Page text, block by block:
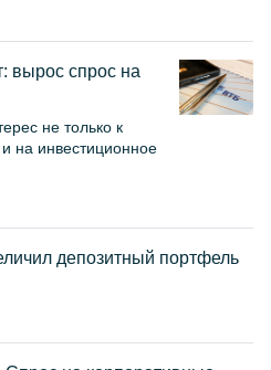
вырос спрос на
не только к
на инвестиционное
депозитный портфель